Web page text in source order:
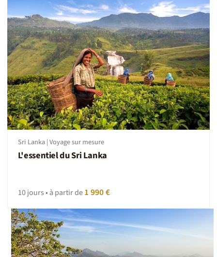
Sri Lanka | Voyage sur mesure
L'essentiel du Sri Lanka
10 jours • à partir de1 990 €